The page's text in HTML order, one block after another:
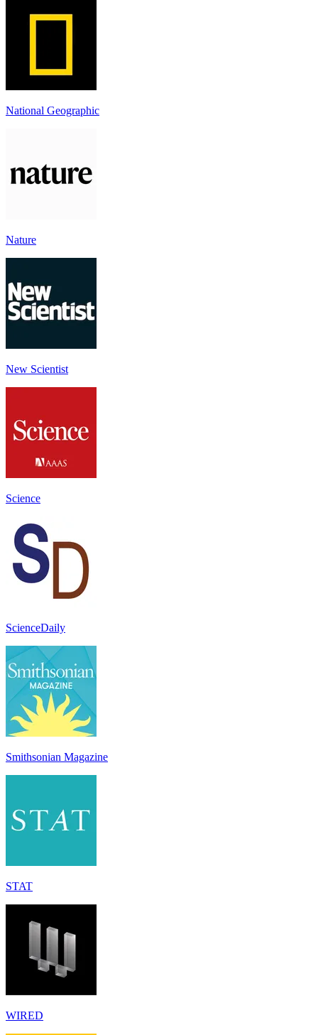
National Geographic
Nature
New Scientist
Science
ScienceDaily
Smithsonian Magazine
STAT
WIRED